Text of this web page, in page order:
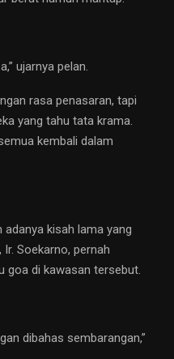
ujarnya pelan.
rasa penasaran, tapi
yang tahu tata krama.
kembali dalam
kisah lama yang
Soekarno, pernah
goa di kawasan tersebut.
dibahas sembarangan,”